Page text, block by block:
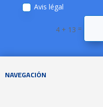
Avis légal
4 + 13 =
NAVEGACIÓN